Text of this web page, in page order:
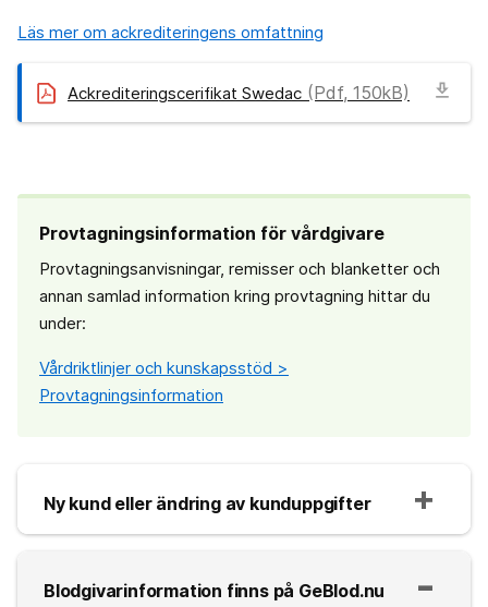
Läs mer om ackrediteringens omfattning
Ackrediteringscerifikat Swedac (Pdf, 150kB) download
Provtagningsinformation för vårdgivare
Provtagningsanvisningar, remisser och blanketter och
annan samlad information kring provtagning hittar du
under:
Vårdriktlinjer och kunskapsstöd >
Provtagningsinformation
Ny kund eller ändring av kunduppgifter
Blodgivarinformation finns på GeBlod.nu